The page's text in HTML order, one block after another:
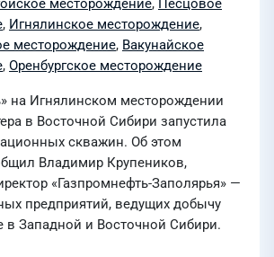
месторождение,
Песцовое
, Игнялинское месторождение,
месторождение, Вакунайское
, Оренбургское месторождение
на Игнялинском месторождении
в Восточной Сибири запустила
скважин. Об этом
Владимир Крупеников,
«Газпромнефть-Заполярья» —
предприятий, ведущих добычу
в Западной и Восточной Сибири.